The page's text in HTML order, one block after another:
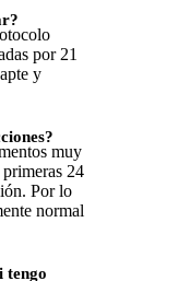
por 21
y
muy
24
Por lo
normal
tengo